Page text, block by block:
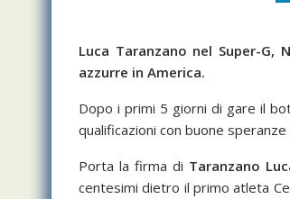
Luca Taranzano nel Super-
azzurre in America.
Dopo i primi 5 giorni di gare il
qualificazioni con buone
Porta la firma di Taranzano
centesimi dietro il primo atleta